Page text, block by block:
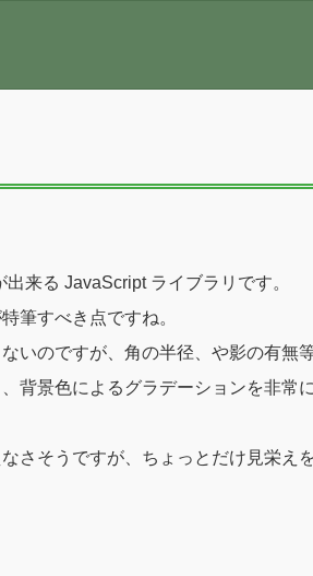
来る JavaScript ライブラリです。
筆すべき点ですね。
いのですが、角の半径、や影の有無
背景色によるグラデーションを非常
さそうですが、ちょっとだけ見栄え